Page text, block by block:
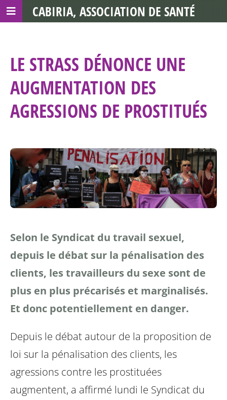
LE STRASS DÉNONCE UNE
AUGMENTATION DES
AGRESSIONS DE PROSTITUÉS
Selon le Syndicat du travail sexuel,
depuis le débat sur la pénalisation des
clients, les travailleurs du sexe sont de
plus en plus précarisés et marginalisés.
Et donc potentiellement en danger.
Depuis le débat autour de la proposition de
loi sur la pénalisation des clients, les
agressions contre les prostituées
augmentent, a affirmé lundi le Syndicat du
CABIRIA, ASSOCIATION DE SANTÉ